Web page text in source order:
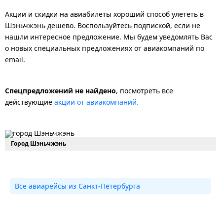
Акции и скидки на авиабилеты хороший способ улететь в
Шэньчжэнь дешево. Воспользуйтесь подпиской, если не
нашли интересное предложение. Мы будем уведомлять Вас
о новых специальных предложениях от авиакомпаний по
email.
Спецпредложений не найдено, посмотреть все
действующие акции от авиакомпаний.
Город Шэньчжэнь
Все авиарейсы из Санкт-Петербурга